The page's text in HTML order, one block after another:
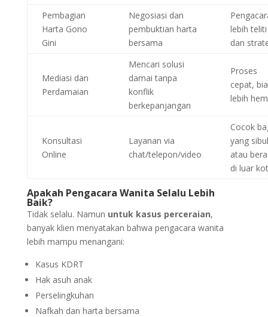
Pembagian
Harta Gono
Gini
Negosiasi dan
pembuktian harta
bersama
lebih teliti
dan
Mediasi dan
Perdamaian
Mencari solusi
damai tanpa
konflik
berkepanjangan
Proses
cepat,
lebih
Konsultasi
Online
Layanan via
chat/telepon/video
Cocok
yang
atau
di luar
Apakah Pengacara Wanita Selalu Lebih
Baik?
Tidak selalu. Namun untuk kasus perceraian,
banyak klien menyatakan bahwa pengacara wanita
lebih mampu menangani:
Kasus KDRT
Hak asuh anak
Perselingkuhan
Nafkah dan harta bersama